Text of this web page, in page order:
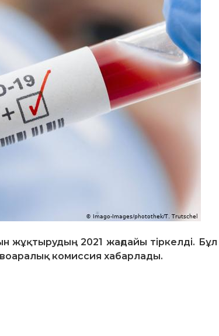
жұқтырудың 2021 жағдайы тіркелді.
комиссия хабарлады.